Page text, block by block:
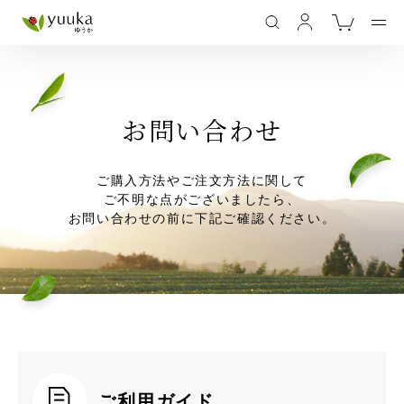
お問い合わせ
ご購入方法やご注文方法に関して
ご不明な点がございましたら、
お問い合わせの前に下記ご確認ください。